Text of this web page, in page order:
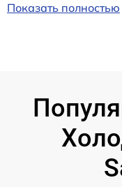
Показать полностью